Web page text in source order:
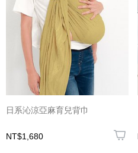
日系沁涼亞麻育兒背巾
NT$1,680